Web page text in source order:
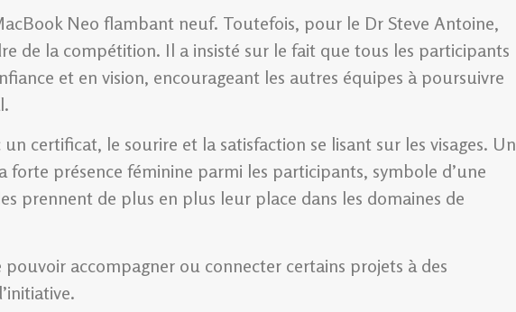
Neo flambant neuf. Toutefois, pour le Dr Steve Antoine,
de la compétition. Il a insisté sur le fait que tous les participants
et en vision, encourageant les autres équipes à poursuivre
certificat, le sourire et la satisfaction se lisant sur les visages. Un
présence féminine parmi les participants, symbole d’une
prennent de plus en plus leur place dans les domaines de
accompagner ou connecter certains projets à des